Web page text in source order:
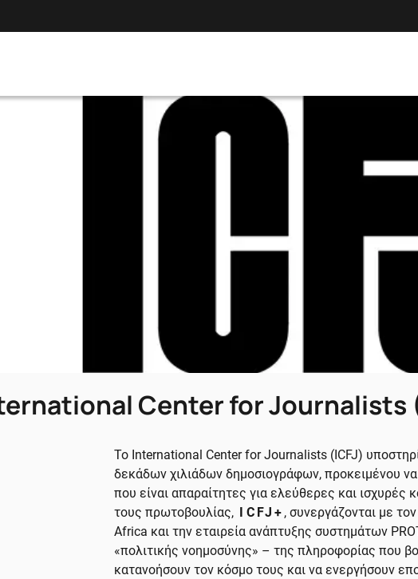
Center for Journalists
Το International Center for Journalists (ICFJ)
δεκάδων χιλιάδων δημοσιογράφων, προκειμένου
που είναι απαραίτητες για ελεύθερες και
τους πρωτοβουλίας, ICFJ+ , συνεργάζονται με
Africa και την εταιρεία ανάπτυξης συστημάτων
«πολιτικής νοημοσύνης» – της πληροφορίας που
κατανοήσουν τον κόσμο τους και να ενεργήσουν